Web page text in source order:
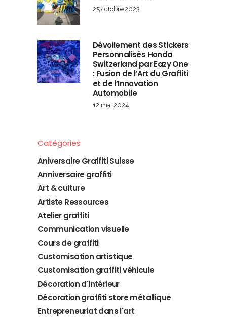
25 octobre 2023
Dévoilement des Stickers
Personnalisés Honda
Switzerland par Eazy One
: Fusion de l’Art du Graffiti
et de l’Innovation
Automobile
12 mai 2024
Catégories
Aniversaire Graffiti Suisse
Anniversaire graffiti
Art & culture
Artiste Ressources
Atelier graffiti
Communication visuelle
Cours de graffiti
Customisation artistique
Customisation graffiti véhicule
Décoration d'intérieur
Décoration graffiti store métallique
Entrepreneuriat dans l'art